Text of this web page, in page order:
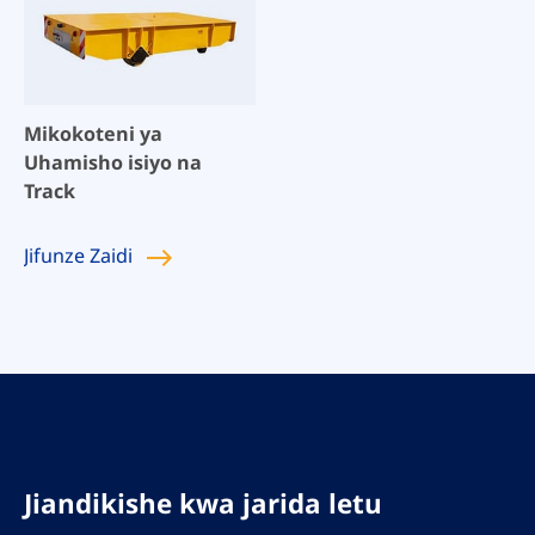
Mikokoteni ya
Uhamisho isiyo na
Track
JifunzeZaidi
Jiandikishe kwa jarida letu